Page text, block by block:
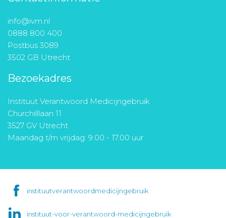
info@ivm.nl
0888 800 400
Postbus 3089
3502 GB Utrecht
Bezoekadres
Instituut Verantwoord Medicijngebruik
Churchilllaan 11
3527 GV Utrecht
Maandag t/m vrijdag: 9.00 - 17.00 uur
instituutverantwoordmedicijngebruik
instituut-voor-verantwoord-medicijngebruik